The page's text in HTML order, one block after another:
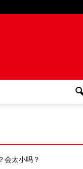
会太小吗？